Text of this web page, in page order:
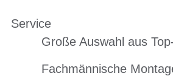
Service
Große Auswahl aus
Fachmännische